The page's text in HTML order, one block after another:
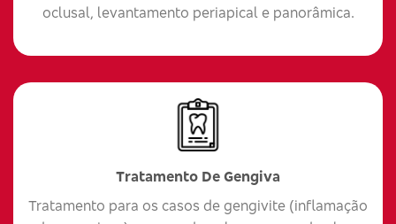
oclusal, levantamento periapical e panorâmica.
Tratamento De Gengiva
Tratamento para os casos de gengivite (inflamação